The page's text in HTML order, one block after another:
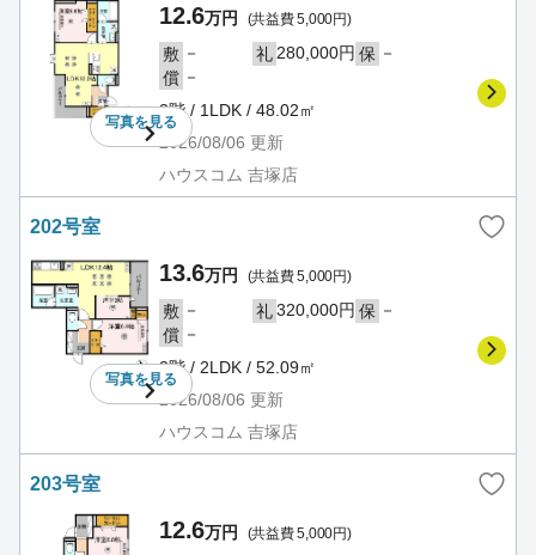
写真を見る
12.6万円 (共益費 5,000円)
敷 － 礼 280,000円 保 －
償 －
2階 / 1LDK / 48.02㎡
2026/08/06 更新
ハウスコム 吉塚店
202号室
写真を見る
13.6万円 (共益費 5,000円)
敷 － 礼320,000円 保 －
償 －
2階 / 2LDK / 52.09㎡
2026/08/06 更新
ハウスコム 吉塚店
203号室
12.6万円 (共益費 5,000円)